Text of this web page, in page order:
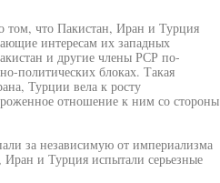
том, что Пакистан, Иран и Турция
интересам их западных
и другие члены РСР по-
политических блоках. Такая
Турции вела к росту
отношение к ним со стороны
за независимую от империализма
и Турция испытали серьезные